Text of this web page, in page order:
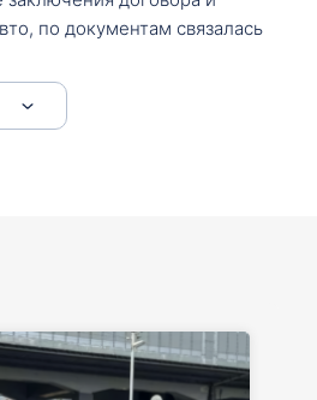
по документам связалась
образцы и т.д. После
тепло встретили Сергей с